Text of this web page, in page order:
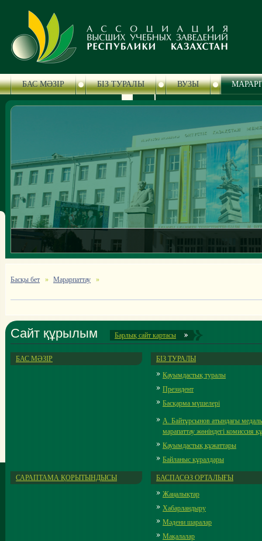
БАС МӘЗІР БІЗ ТУРАЛЫ ВУЗЫ
БАСПАСӨЗ ОРТАЛЫҒЫ
Басқы бет Марарпаттау
Сайт құрылым Барлық cайт картасы
БАС МӘЗІР
БІЗ ТУРАЛЫ
Қауымдастық туралы
Президент
Басқарма мүшелері
А. Байтұрсынов атындағы
марапаттау жөніндегі комиссия
Қауымдастық құжаттары
Байланыс құралдары
САРАПТАМА ҚОРЫТЫНДЫСЫ
БАСПАСӨЗ ОРТАЛЫҒЫ
Жаңалықтар
Хабарландыру
Мәдени шаралар
Мақалалар